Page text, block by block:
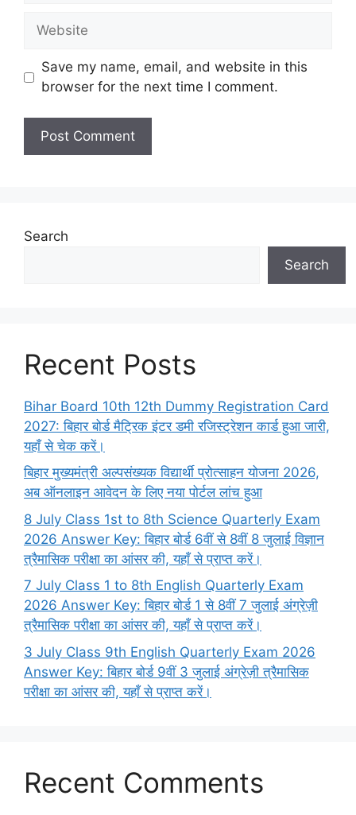
Website
Save my name, email, and website in this
browser for the next time I comment.
Search
Search
Recent Posts
Bihar Board 10th 12th Dummy Registration Card
2027: बिहार बोर्ड मैट्रिक इंटर डमी रजिस्ट्रेशन कार्ड हुआ जारी,
यहाँ से चेक करें।
बिहार मुख्यमंत्री अल्पसंख्यक विद्यार्थी प्रोत्साहन योजना 2026,
अब ऑनलाइन आवेदन के लिए नया पोर्टल लांच हुआ
8 July Class 1st to 8th Science Quarterly Exam
2026 Answer Key: बिहार बोर्ड 6वीं से 8वीं 8 जुलाई विज्ञान
त्रैमासिक परीक्षा का आंसर की, यहाँ से प्राप्त करें।
7 July Class 1 to 8th English Quarterly Exam
2026 Answer Key: बिहार बोर्ड 1 से 8वीं 7 जुलाई अंग्रेज़ी
त्रैमासिक परीक्षा का आंसर की, यहाँ से प्राप्त करें।
3 July Class 9th English Quarterly Exam 2026
Answer Key: बिहार बोर्ड 9वीं 3 जुलाई अंग्रेज़ी त्रैमासिक
परीक्षा का आंसर की, यहाँ से प्राप्त करें।
Recent Comments